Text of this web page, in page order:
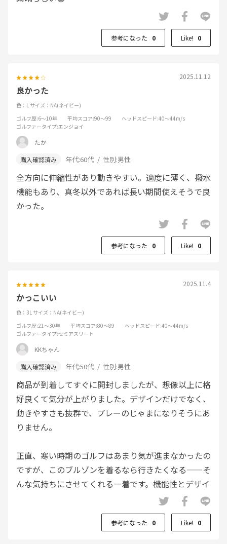
参考になった 0 Like! 0
2025.11.12
良かった
色：L サイズ：NA(ネイビー)
ゴルフ歴:6～10年 平均スコア:90～99 ヘッドスピード:40～44m/s
ゴルファータイプ:エンジョイ
たか
年代:60代 性別:男性
全方向に伸縮性があり動きやすい。適度に薄く、撥水
機能もあり、真冬以外であれば長い期間使えそうで良
かった。
参考になった 0 Like! 0
2025.11.4
かっこいい
色：3L サイズ：NA(ネイビー)
ゴルフ歴:21～30年 平均スコア:80～89 ヘッドスピード:40～44m/s
ゴルファータイプ:セミアスリート
KKちゃん
年代:50代 性別:男性
商品が到着してすぐに開封しましたが、想像以上に格
好良くて気分が上がりました。デザインだけでなく、
動きやすさも抜群で、プレーのじゃまになりそうにあ
りません。
正直、寒い時期のゴルフはあまり気が進まなかったの
ですが、このブルゾンを着るなら行きたくなる——そ
んな気持ちにさせてくれる一着です。機能性とデザイ
ンを兼ね備えた、さすがブリヂストンのクオリティだ
参考になった 0 Like! 0